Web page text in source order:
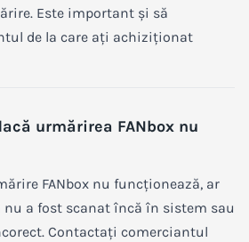
Este important și să
de la care ați achiziționat
urmărirea FANbox nu
FANbox nu funcționează, ar
nu a fost scanat încă în sistem sau
Contactați comerciantul